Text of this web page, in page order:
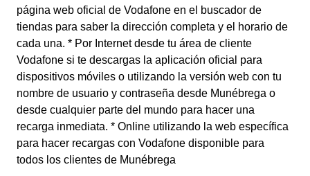
página web oficial de Vodafone en el buscador de
tiendas para saber la dirección completa y el horario de
cada una. * Por Internet desde tu área de cliente
Vodafone si te descargas la aplicación oficial para
dispositivos móviles o utilizando la versión web con tu
nombre de usuario y contraseña desde Munébrega o
desde cualquier parte del mundo para hacer una
recarga inmediata. * Online utilizando la web específica
para hacer recargas con Vodafone disponible para
todos los clientes de Munébrega